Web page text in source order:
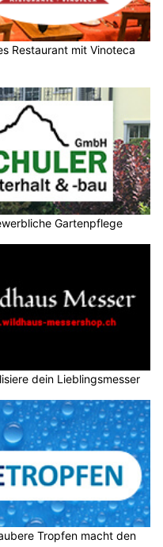
Restaurant mit Vinoteca
Gartenpflege
dein Lieblingsmesser
Tropfen macht den